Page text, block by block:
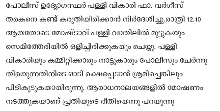
പോലീസ് ഉദ്യോഗസ്ഥർ പള്ളി വികാരി ഫാ. വർഗീസ്
തരകനെ കണ്ട് കരുതിയിരിക്കാൻ നിർദേശിച്ചു.രാത്രി 12.10
ആയതോടെ മോഷ്ടാവ് പള്ളി വാതിലിൽ മുട്ടുകയും
സെമിത്തേരിയിൽ ഒളിച്ചിരിക്കുകയും ചെയ്തു. പള്ളി
വികാരിയും കമ്മിറ്റിക്കാരും നാട്ടുകാരും പോലീസും ചേർന്നു
തിരയുന്നതിനിടെ ഓടി രക്ഷപ്പെടാൻ ശ്രമിച്ചെങ്കിലും
പിടികൂടുകയായിരുന്നു. ആരാധനാലയങ്ങളിൽ മോഷണം
നടത്തുകയാണ് പ്രതിയുടെ രീതിയെന്നു പറയുന്നു